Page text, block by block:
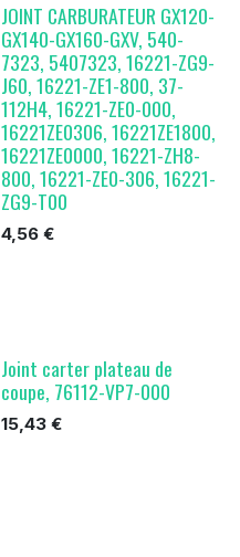
JOINT CARBURATEUR GX120-
GX140-GX160-GXV, 540-
7323, 5407323, 16221-ZG9-
J60, 16221-ZE1-800, 37-
112H4, 16221-ZE0-000,
16221ZE0306, 16221ZE1800,
16221ZE0000, 16221-ZH8-
800, 16221-ZE0-306, 16221-
ZG9-T00
4,56€
Joint carter plateau de
coupe, 76112-VP7-000
15,43€